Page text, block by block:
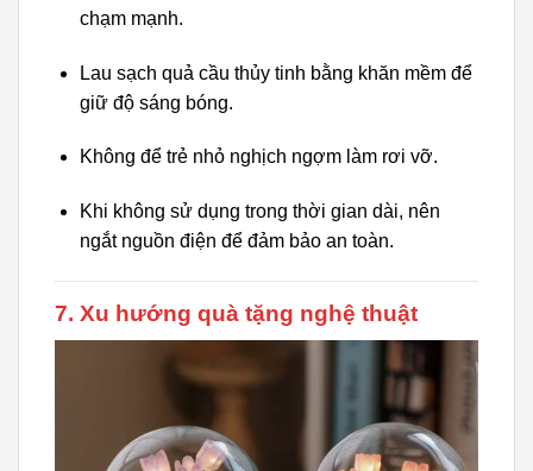
chạm mạnh.
Lau sạch quả cầu thủy tinh bằng khăn mềm để
giữ độ sáng bóng.
Không để trẻ nhỏ nghịch ngợm làm rơi vỡ.
Khi không sử dụng trong thời gian dài, nên
ngắt nguồn điện để đảm bảo an toàn.
7. Xu hướng quà tặng nghệ thuật